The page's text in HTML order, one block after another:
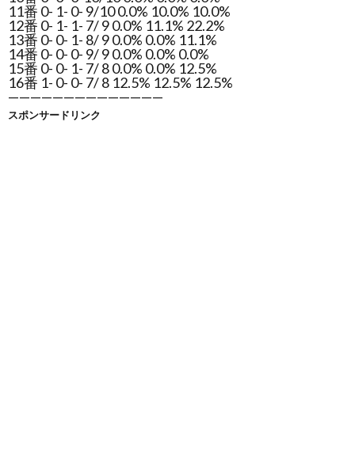
11番 0- 1- 0- 9/10 0.0% 10.0% 10.0%
12番 0- 1- 1- 7/ 9 0.0% 11.1% 22.2%
13番 0- 0- 1- 8/ 9 0.0% 0.0% 11.1%
14番 0- 0- 0- 9/ 9 0.0% 0.0% 0.0%
15番 0- 0- 1- 7/ 8 0.0% 0.0% 12.5%
16番 1- 0- 0- 7/ 8 12.5% 12.5% 12.5%
——————————————
スポンサードリンク